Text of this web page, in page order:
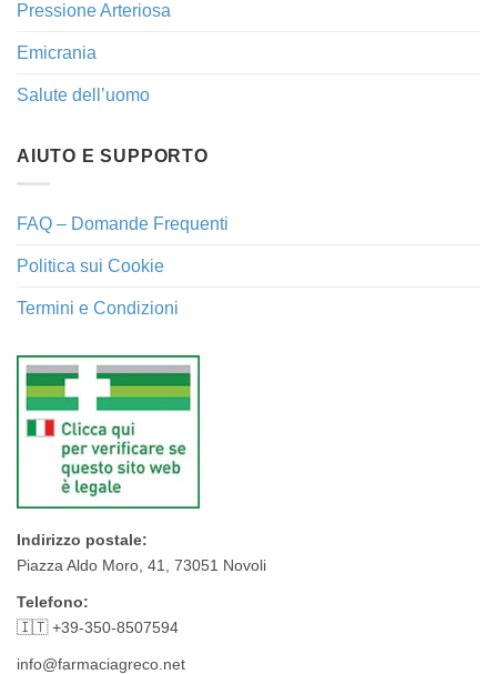
Pressione Arteriosa
Emicrania
Salute dell’uomo
AIUTO E SUPPORTO
FAQ – Domande Frequenti
Politica sui Cookie
Termini e Condizioni
Indirizzo postale:
Piazza Aldo Moro, 41, 73051 Novoli
Telefono:
🇮🇹 +39-350-8507594
info@farmaciagreco.net